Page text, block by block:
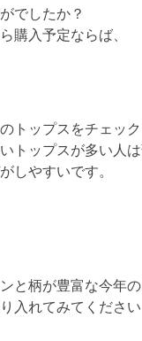
でしたか？
購入予定ならば、
トップスをチェッ
トップスが多い人
しやすいです。
と柄が豊富な今年
入れてみてくださ